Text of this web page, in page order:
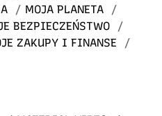
/ MOJA PLANETA
/
BEZPIECZEŃSTWO
/
ZAKUPY I FINANSE
/